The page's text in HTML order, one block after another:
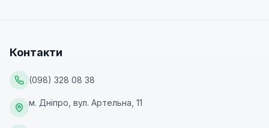
Контакти
(098) 328 08 38
м. Дніпро, вул. Артельна, 11